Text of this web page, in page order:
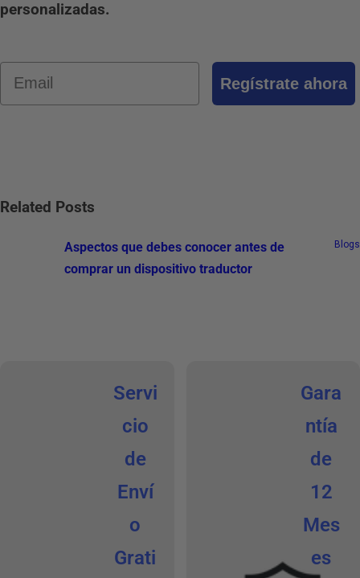
personalizadas.
Regístrate ahora
Related Posts
Aspectos que debes conocer antes de
comprar un dispositivo traductor
Blogs
Servi
cio
de
Enví
o
Grati
Gara
ntía
de
12
Mes
es